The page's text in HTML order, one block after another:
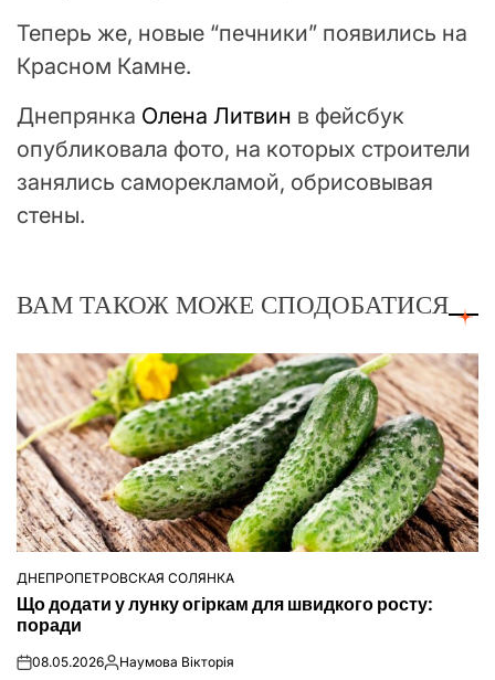
Теперь же, новые “печники” появились на
Красном Камне.
Днепрянка Олена Литвин в фейсбук
опубликовала фото, на которых строители
занялись саморекламой, обрисовывая
стены.
ВАМ ТАКОЖ МОЖЕ СПОДОБАТИСЯ
ОПУБЛІКУВАТИ
У
ДНЕПРОПЕТРОВСКАЯ СОЛЯНКА
Що додати у лунку огіркам для швидкого росту:
поради
on08.05.2026Опубліковано
Наумова Вікторія